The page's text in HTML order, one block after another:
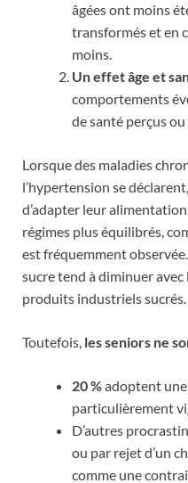
âgées ont moins
transformés et en
moins.
Un effet âge et
comportements
de santé perçus
Lorsque des maladies
l’hypertension se
d’adapter leur
régimes plus équilibrés,
est fréquemment
sucre tend à diminuer avec
produits industriels sucrés.
Toutefois, les seniors ne
20 %adoptent
particulièrement
D’autres
ou par rejet d’un
comme une